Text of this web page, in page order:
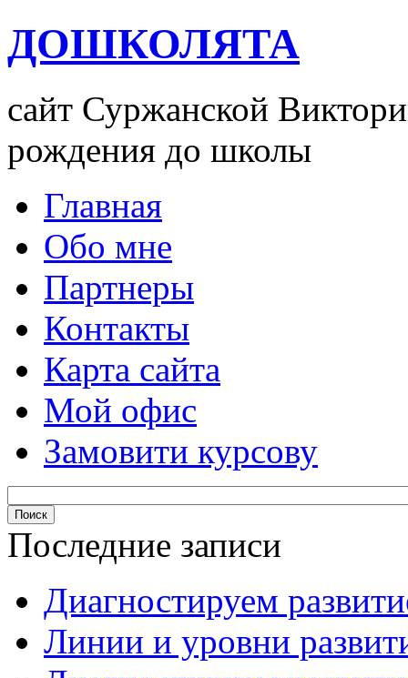
ДОШКОЛЯТА
сайт Суржанской
рождения до школы
Главная
Обо мне
Партнеры
Контакты
Карта сайта
Мой офис
Замовити курсову
Последние записи
Диагностируем
Линии и уровни